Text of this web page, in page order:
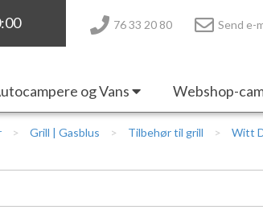
76 33 20 80 Send e-
og Vans Webshop-
Grill | Gasblus Tilbehør til grill Witt